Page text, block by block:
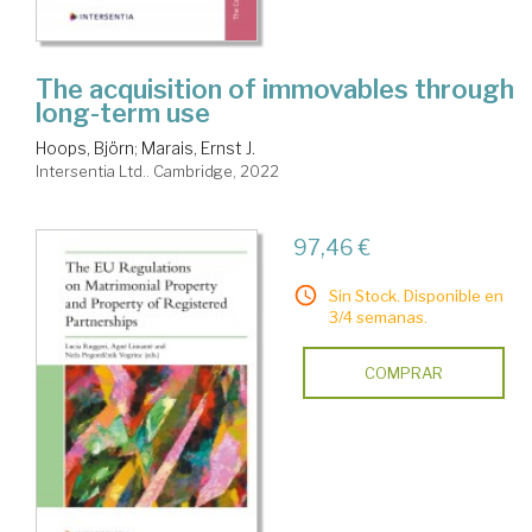
The acquisition of immovables through
long-term use
Hoops, Björn; Marais, Ernst J.
Intersentia Ltd.. Cambridge, 2022
97,46 €
Sin Stock. Disponible en
3/4 semanas.
COMPRAR